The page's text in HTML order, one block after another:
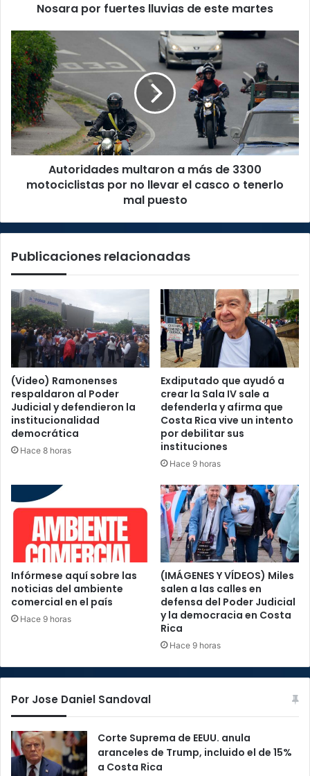
lluvias
de
este
martes
Nosara por fuertes lluvias de este martes
Autoridades
multaron
a
más
de
3300
motociclistas
por
no
tenerlo
puesto
Autoridades multaron a más de 3300
motociclistas por no llevar el casco o tenerlo
mal puesto
Publicaciones relacionadas
(Video) Ramonenses
respaldaron al Poder
Judicial y defendieron la
institucionalidad
democrática
Hace 8 horas
Exdiputado que ayudó a
crear la Sala IV sale a
defenderla y afirma que
Costa Rica vive un intento
por debilitar sus
instituciones
Hace 9 horas
Infórmese aquí sobre las
noticias del ambiente
comercial en el país
Hace 9 horas
(IMÁGENES Y VÍDEOS) Miles
salen a las calles en
defensa del Poder Judicial
y la democracia en Costa
Rica
Hace 9 horas
Por Jose Daniel Sandoval
Corte Suprema de EEUU. anula
aranceles de Trump, incluido el de 15%
a Costa Rica